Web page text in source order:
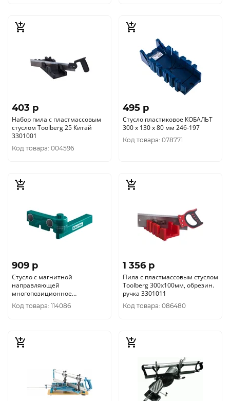
403 p
Набор пила с пластмассовым
стуслом Toolberg 25 Китай
3301001
Код товара: 004596
495 p
Стусло пластиковое КОБАЛЬТ
300 x 130 х 80 мм 246-197
Код товара: 078771
909 p
Стусло с магнитной
направляющей
многопозиционное
поворотное KRAFTOOL
UNIVERSAL12 углов
Код товара: 114086
1 356 p
Пила с пластмассовым стуслом
Toolberg 300х100мм, обрезин.
ручка 3301011
Код товара: 086480